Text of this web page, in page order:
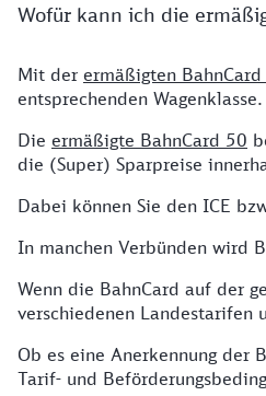
Wofür kann ich die
Mit der ermäßigten
entsprechenden Wagenklasse.
Die ermäßigte BahnCard 50
die (Super) Sparpreise
Dabei können Sie den ICE
In manchen Verbünden wird
Wenn die BahnCard auf der
verschiedenen Landestarifen
Ob es eine Anerkennung der
Tarif- und